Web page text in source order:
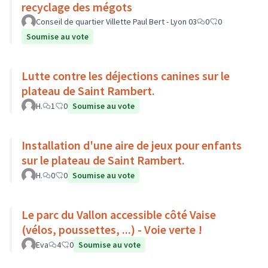
recyclage des mégots
Conseil de quartier Villette Paul Bert - Lyon 03 0
0
Soumise au vote
Lutte contre les déjections canines sur le
plateau de Saint Rambert.
H. 1 0 Soumise au vote
Installation d'une aire de jeux pour enfants
sur le plateau de Saint Rambert.
H. 0 0 Soumise au vote
Le parc du Vallon accessible côté Vaise
(vélos, poussettes, ...) - Voie verte !
Eva 4 0 Soumise au vote